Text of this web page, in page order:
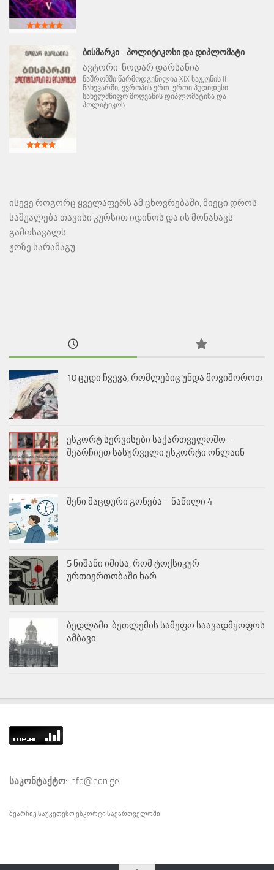
ᲑᲘᲡᲛᲐᲠᲙᲘ - ᲞᲝᲚᲘᲢᲘᲙᲝᲡᲘ ᲓᲐ ᲓᲘᲞᲚᲝᲛᲐᲢᲘ
ავტორი: ნოდარ დარსანია
ნაშრომში წარმოდგენილია XIX საუკუნის II
ნახევარში, ევროპის ერთ-ერთი პუდიდესი
სახელმწიფო მოღვაწის დიპლომატისა და
პოლიტიკოს
ისევე როგორც ყველაფერს ამ ცხოვრებაში, მიეცი დროს
საშუალება თავისი კურსით იდინოს და ის მონახავს
გამოსავალს.
ჟოზე სარამაგუ
10 ცუდი ჩვევა, რომლებიც უნდა მოვიშოროთ
ესკორტ სერვისები საქართველოშო –
შეარჩიეთ სასურველი ესკორტი ონლაინ
შენი მაცდური გონება – ნაწილი 4
5 ნიშანი იმისა, რომ ტოქსიკურ
ურთიერთობაში ხარ
ბედლამი: ბეთლემის სამეფო საავადმყოფოს
ამბავი
საკონტაქტო: info@eon.ge
შეარჩიე საუკეთესო ესკორტი საქართველოში